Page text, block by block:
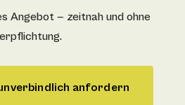
Angebot — zeitnah und ohne
anfordern